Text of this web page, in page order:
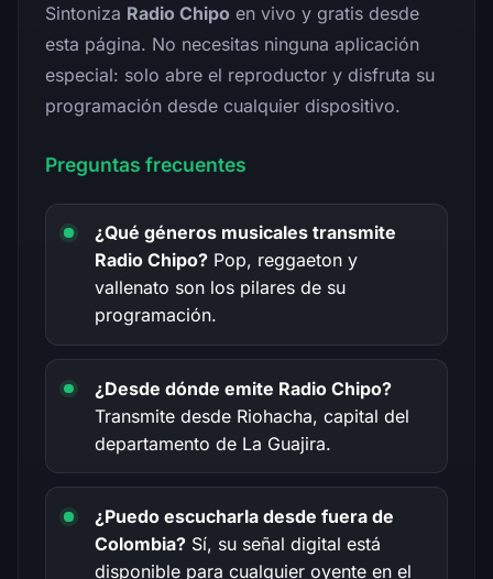
Sintoniza Radio Chipo en vivo y gratis desde
esta página. No necesitas ninguna aplicación
especial: solo abre el reproductor y disfruta su
programación desde cualquier dispositivo.
Preguntas frecuentes
¿Qué géneros musicales transmite
Radio Chipo? Pop, reggaeton y
vallenato son los pilares de su
programación.
¿Desde dónde emite Radio Chipo?
Transmite desde Riohacha, capital del
departamento de La Guajira.
¿Puedo escucharla desde fuera de
Colombia? Sí, su señal digital está
disponible para cualquier oyente en el